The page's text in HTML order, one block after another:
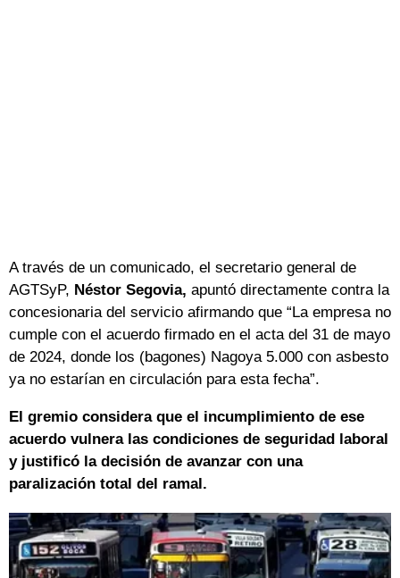
A través de un comunicado, el secretario general de
AGTSyP, Néstor Segovia, apuntó directamente contra la
concesionaria del servicio afirmando que “La empresa no
cumple con el acuerdo firmado en el acta del 31 de mayo
de 2024, donde los (bagones) Nagoya 5.000 con asbesto
ya no estarían en circulación para esta fecha”.
El gremio considera que el incumplimiento de ese
acuerdo vulnera las condiciones de seguridad laboral
y justificó la decisión de avanzar con una
paralización total del ramal.